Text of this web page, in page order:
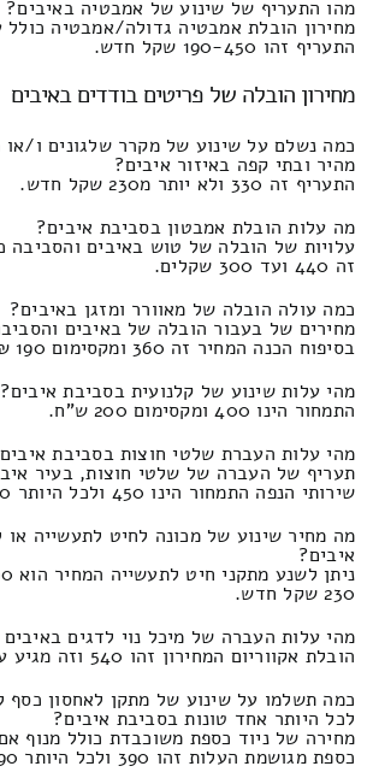
מהו התעריף של שינוע של אמבטיה באיבים?
מחירון הובלת אמבטיה גדולה/אמבטיה כולל
התעריף זהו 190-450 שקל חדש.
מחירון הובלה של פריטים בודדים באיבים
כמה נשלם על שינוע של מקרר שלגונים ו/או
מהיר ובתי קפה באיזור איבים?
התעריף זה 330 ולא יותר מ230 שקל חדש.
מה עלות הובלת אמבטון בסביבת איבים?
עלויות של הובלה של טוש באיבים והסביבה
זה 440 ועד 300 שקלים.
כמה עולה הובלה של מאוורר ומזגן באיבים?
מחירים של בעבור הובלה של באיבים
בסיפוח הכנה המחיר זה 360 ומקסימום 190 ₪.
מהי עלות שינוע של קלנועית בסביבת איבים?
התמחור הינו 400 ומקסימום 200 ש"ח.
מהי עלות העברת שלטי חוצות בסביבת
שירותי הנפה התמחור הינו 450 ולכל היותר 200 ש"ח.
מה מחיר שינוע של מכונה לחיט לתעשייה או
איבים?
230 שקל חדש.
מהי עלות העברה של מיכל נוי לדגים
הובלת אקווריום המחירון זהו 540 וזה מגיע עד 240 ש"ח.
כמה תשלמו על שינוע של מתקן לאחסון כסף
לכל היותר אחד טונות בסביבת איבים?
מחירה של ניוד כספת משוכבדת כולל מנוף
כספת מגושמת העלות זהו 390 ולכל היותר 190 ש"ח.